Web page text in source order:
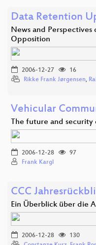
Data Retention
News and
Opposition
2006-12-27
16
Rikke Frank Jørgensen,
Vehicular
The future and
2006-12-28
97
Frank Kargl
CCC
Ein Überblick über die
2006-12-28
130